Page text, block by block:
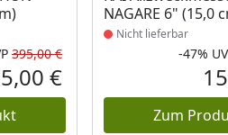
Rabatt in Prozent
Ursprünglicher Preis
395,00 €
Aktueller Preis
€
NAGARE 6" (15,0
Nicht lieferbar
-47%
Zum